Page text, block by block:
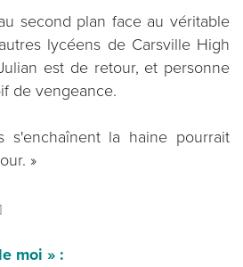
second plan face au véritable
lycéens de Carsville High
est de retour, et personne
de vengeance.
s'enchaînent la haine pourrait
»
moi » :